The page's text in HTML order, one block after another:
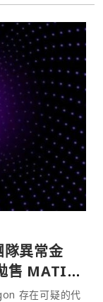
異常金
售 MATIC
存在可疑的代